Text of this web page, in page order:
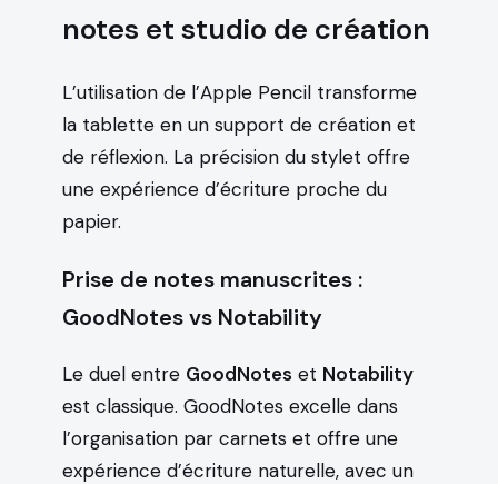
notes et studio de création
L’utilisation de l’Apple Pencil transforme
la tablette en un support de création et
de réflexion. La précision du stylet offre
une expérience d’écriture proche du
papier.
Prise de notes manuscrites :
GoodNotes vs Notability
Le duel entre GoodNotes et Notability
est classique. GoodNotes excelle dans
l’organisation par carnets et offre une
expérience d’écriture naturelle, avec un